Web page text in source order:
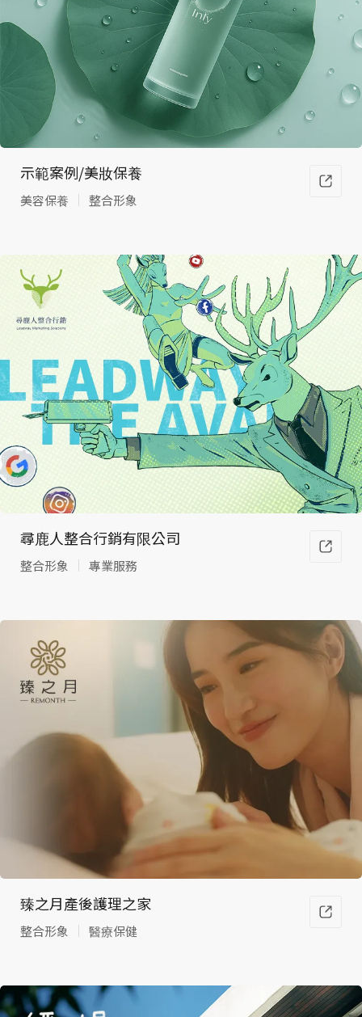
網
站、
品
牌、
行
銷、
影像
示範案例/美妝保養
美容保養 整合形象
尋鹿人整合行銷有限公司
整合形象 專業服務
臻之月產後護理之家
整合形象 醫療保健